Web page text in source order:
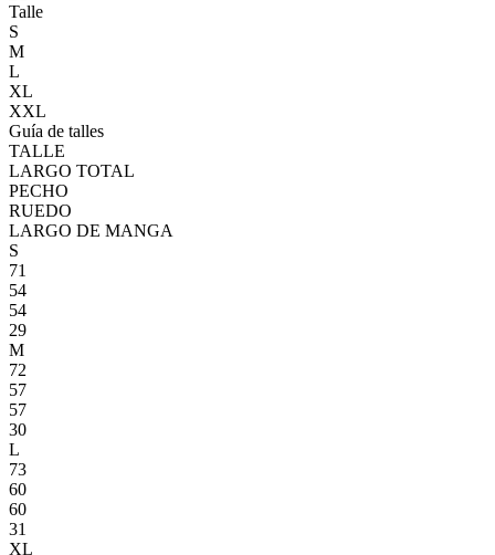
Talle
S
M
L
XL
XXL
Guía de talles
TALLE
LARGO TOTAL
PECHO
RUEDO
LARGO DE MANGA
S
71
54
54
29
M
72
57
57
30
L
73
60
60
31
XL